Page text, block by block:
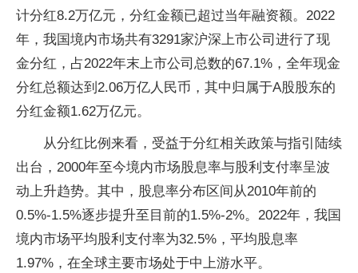
计分红8.2万亿元，分红金额已超过当年融资额。2022
年，我国境内市场共有3291家沪深上市公司进行了现
金分红，占2022年末上市公司总数的67.1%，全年现金
分红总额达到2.06万亿人民币，其中归属于A股股东的
分红金额1.62万亿元。
从分红比例来看，受益于分红相关政策与指引陆续
出台，2000年至今境内市场股息率与股利支付率呈波
动上升趋势。其中，股息率分布区间从2010年前的
0.5%-1.5%逐步提升至目前的1.5%-2%。2022年，我国
境内市场平均股利支付率为32.5%，平均股息率
1.97%，在全球主要市场处于中上游水平。